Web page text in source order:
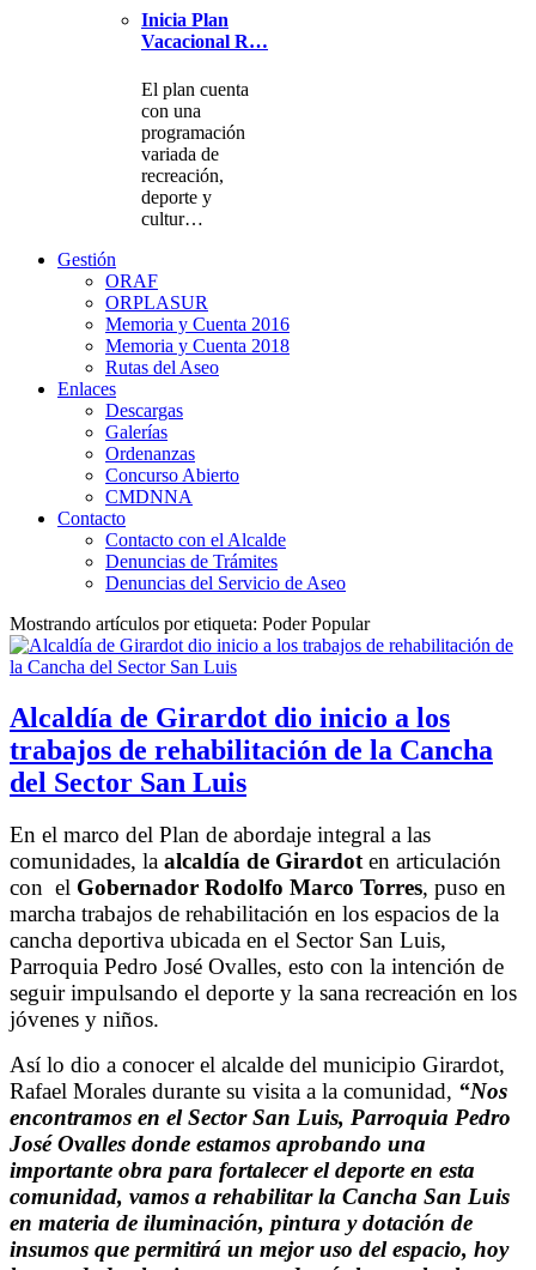
Inicia Plan
Vacacional R…
El plan cuenta
con una
programación
variada de
recreación,
deporte y
cultur…
Gestión
ORAF
ORPLASUR
Memoria y Cuenta 2016
Memoria y Cuenta 2018
Rutas del Aseo
Enlaces
Descargas
Galerías
Ordenanzas
Concurso Abierto
CMDNNA
Contacto
Contacto con el Alcalde
Denuncias de Trámites
Denuncias del Servicio de Aseo
Mostrando artículos por etiqueta: Poder Popular
Alcaldía de Girardot dio inicio a los
trabajos de rehabilitación de la Cancha
del Sector San Luis
En el marco del Plan de abordaje integral a las
comunidades, la alcaldía de Girardoten articulación
con el Gobernador Rodolfo Marco Torres, puso en
marcha trabajos de rehabilitación en los espacios de la
cancha deportiva ubicada en el Sector San Luis,
Parroquia Pedro José Ovalles, esto con la intención de
seguir impulsando el deporte y la sana recreación en los
jóvenes y niños.
Así lo dio a conocer el alcalde del municipio Girardot,
Rafael Morales durante su visita a la comunidad, “Nos
encontramos en el Sector San Luis, Parroquia Pedro
José Ovalles donde estamos aprobando una
importante obra para fortalecer el deporte en esta
comunidad, vamos a rehabilitar la Cancha San Luis
en materia de iluminación, pintura y dotación de
insumos que permitirá un mejor uso del espacio, hoy